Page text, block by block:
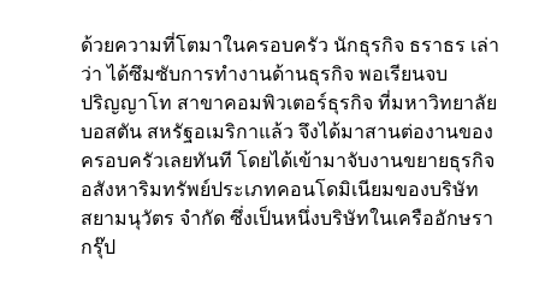
ด้วยความที่โตมาในครอบครัว นักธุรกิจ ธราธร เล่า
ว่า ได้ซึมซับการทำงานด้านธุรกิจ พอเรียนจบ
ปริญญาโท สาขาคอมพิวเตอร์ธุรกิจ ที่มหาวิทยาลัย
บอสตัน สหรัฐอเมริกาแล้ว จึงได้มาสานต่องานของ
ครอบครัวเลยทันที โดยได้เข้ามาจับงานขยายธุรกิจ
อสังหาริมทรัพย์ประเภทคอนโดมิเนียมของบริษัท
สยามนุวัตร จำกัด ซึ่งเป็นหนึ่งบริษัทในเครืออักษรา
กรุ๊ป